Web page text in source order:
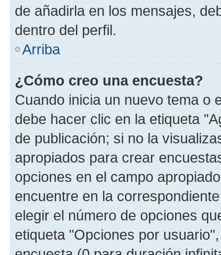
de añadirla en los mensajes,
dentro del perfil.
Arriba
¿Cómo creo una encuesta?
Cuando inicia un nuevo tema o
debe hacer clic en la etiqueta
de publicación; si no la
apropiados para crear
opciones en el campo
encuentre en la
elegir el número de opciones
etiqueta "Opciones por